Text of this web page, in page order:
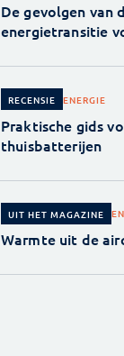
De gevolgen van
energietransitie
RECENSIE ENERGIE
Praktische gids
thuisbatterijen
UIT HET MAGAZINE
Warmte uit de